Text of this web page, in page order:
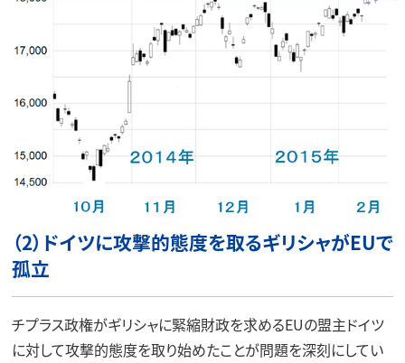
（2）ドイツに攻撃的態度を取るギリシャがEUで
孤立
チプラス政権がギリシャに緊縮財政を求めるEUの盟主ドイツ
に対して攻撃的態度を取り始めたことが問題を深刻にしてい